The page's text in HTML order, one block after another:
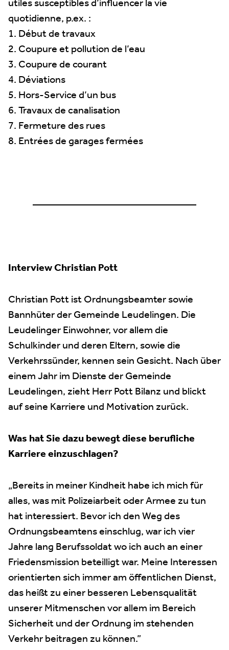
quotidienne, p.ex. :
1. Début de travaux
2. Coupure et pollution de l’eau
3. Coupure de courant
4. Déviations
5. Hors-Service d’un bus
6. Travaux de canalisation
7. Fermeture des rues
8. Entrées de garages fermées
————————————————
Interview Christian Pott
Christian Pott ist Ordnungsbeamter sowie
Bannhüter der Gemeinde Leudelingen. Die
Leudelinger Einwohner, vor allem die
Schulkinder und deren Eltern, sowie die
Verkehrssünder, kennen sein Gesicht. Nach über
einem Jahr im Dienste der Gemeinde
Leudelingen, zieht Herr Pott Bilanz und blickt
auf seine Karriere und Motivation zurück.
Was hat Sie dazu bewegt diese berufliche
Karriere einzuschlagen?
„Bereits in meiner Kindheit habe ich mich für
alles, was mit Polizeiarbeit oder Armee zu tun
hat interessiert. Bevor ich den Weg des
Ordnungsbeamtens einschlug, war ich vier
Jahre lang Berufssoldat wo ich auch an einer
Friedensmission beteilligt war. Meine Interessen
orientierten sich immer am öffentlichen Dienst,
das heißt zu einer besseren Lebensqualität
unserer Mitmenschen vor allem im Bereich
Sicherheit und der Ordnung im stehenden
Verkehr beitragen zu können.”